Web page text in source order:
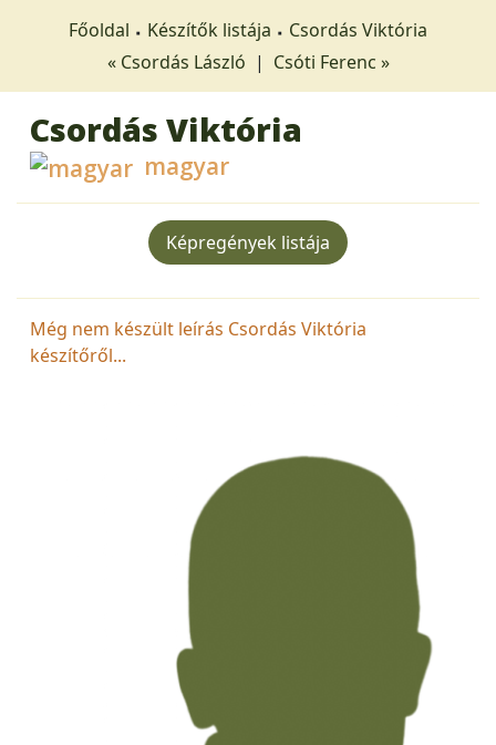
Főoldal Készítők listája
Csordás Viktória
« Csordás László | Csóti Ferenc »
Csordás Viktória
magyar
Képregények listája
Még nem készült leírás Csordás Viktória
készítőről...